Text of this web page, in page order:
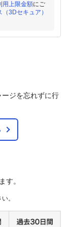
用上限金額にご
3Dセキュア）
ジを忘れずに行
す。
。